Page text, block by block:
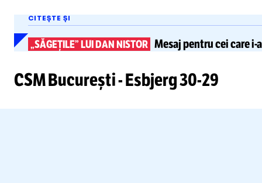
CITEȘTE ȘI
„SĂGEȚILE” LUI DAN NISTOR Mesaj pentru cei carei-
CSM București - Esbjerg30-29